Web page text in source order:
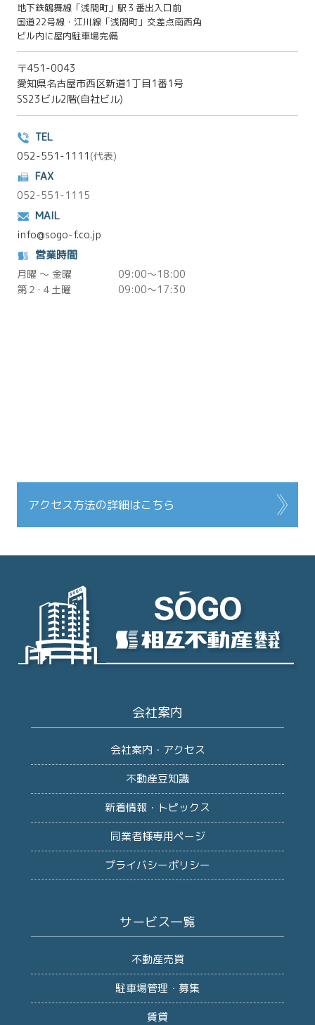
地下鉄鶴舞線「浅間町」駅３番出入口前
国道22号線・江川線「浅間町」交差点南西角
ビル内に屋内駐車場完備
〒451-0043
愛知県名古屋市西区新道1丁目1番1号
SS23ビル2階(自社ビル)
TEL
052-551-1111 (代表)
FAX
052-551-1115
MAIL
info@sogo-f.co.jp
営業時間
月曜 ～ 金曜
第２･４土曜
09:00～18:00
09:00～17:30
アクセス方法の詳細はこちら
会社案内
会社案内・アクセス
不動産豆知識
新着情報・トピックス
同業者様専用ページ
プライバシーポリシー
サービス一覧
不動産売買
駐車場管理・募集
賃貸